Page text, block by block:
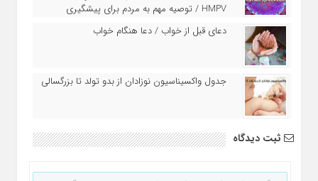
HMPV / توصیه مهم به مردم برای پیشگیری
دعای قبل از خواب / دعا هنگام خواب
جدول واکسیناسیون نوزادان از بدو تولد تا بزرگسالی
ثبت دیدگاه